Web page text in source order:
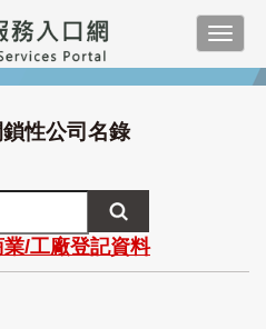
鎖性公司名錄
業/工廠登記資料